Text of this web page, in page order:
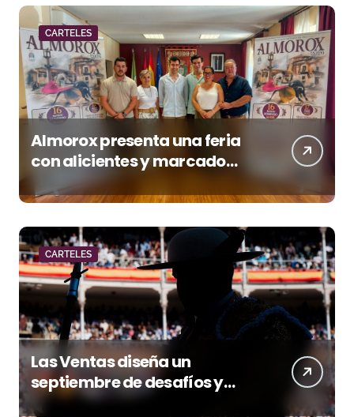
CARTELES
Almorox presenta una feria
con alicientes y marcado
acento torista
CARTELES
Las Ventas diseña un
septiembre de desafíos y
variedad ganadera